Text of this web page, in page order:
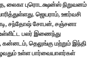
லைகா புரொடக்ஷன்ஸ் நிறுவனம்
ஜெயராம், ஊர்வசி
சந்தோஷ் சோபன், சஞ்சனா
உள்ளிட்ட பலர் இணைந்து
தெலுங்கு மற்றும் இந்தி
உள்ள பார்வையாளர்கள்